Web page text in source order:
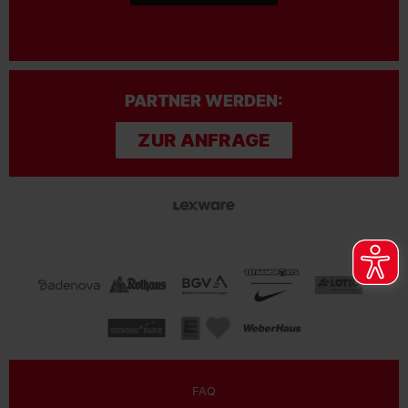
PARTNER WERDEN:
ZUR ANFRAGE
FAQ